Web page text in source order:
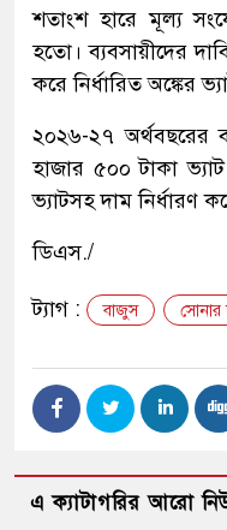
শতাংশ হারে মূল্য
হতো। ব্যবসায়ীদের
করে নির্ধারিত অঙ্কের
২০২৬-২৭ অর্থবছরের
হাজার ৫০০ টাকা
ভ্যাটসহ দাম নির্ধারণ
ডিএস./
ট্যাগ : বাজুস সোনার
এ ক্যাটাগরির আরো